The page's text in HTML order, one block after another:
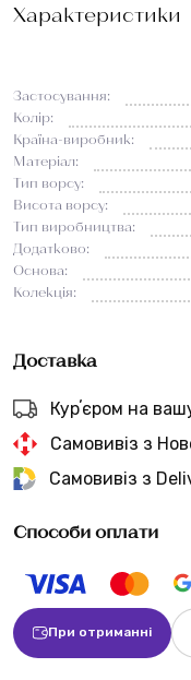
Характеристики
Застосування:
Колір:
Країна-виробник:
Матеріал:
Тип ворсу:
Висота ворсу:
Тип виробництва:
Додатково:
Основа:
Колекція:
Доставка
Курʼєром на
Самовивіз з
Самовивіз з
Способи оплати
При отриманні